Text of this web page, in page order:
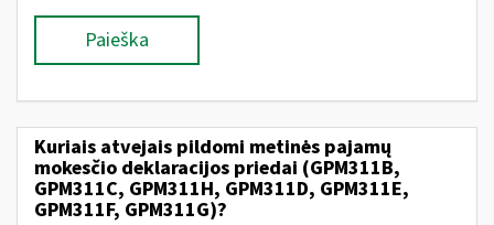
Paieška
Kuriais atvejais pildomi metinės pajamų
mokesčio deklaracijos priedai (GPM311B,
GPM311C, GPM311H, GPM311D, GPM311E,
GPM311F, GPM311G)?